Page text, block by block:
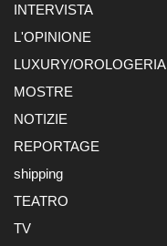
INTERVISTA
L'OPINIONE
LUXURY/OROLOGERIA
MOSTRE
NOTIZIE
REPORTAGE
shipping
TEATRO
TV